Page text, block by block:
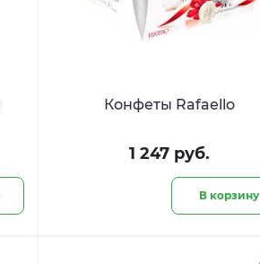
Конфеты Rafaello
1 247 руб.
В корзину